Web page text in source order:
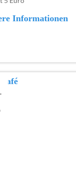
Informationen